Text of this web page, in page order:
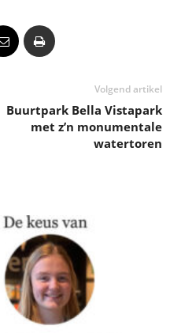
Volgend artikel
Buurtpark Bella Vistapark
met z’n monumentale
watertoren